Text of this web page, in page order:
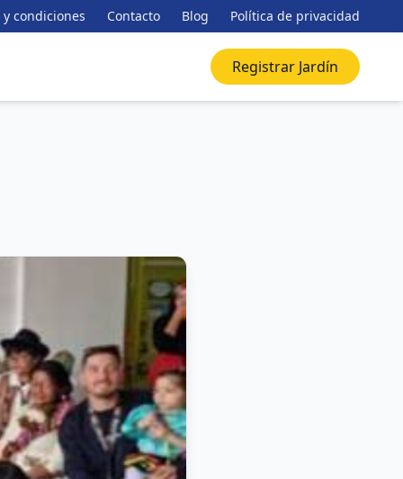
condiciones Contacto Blog Política de privacidad
Registrar Jardín